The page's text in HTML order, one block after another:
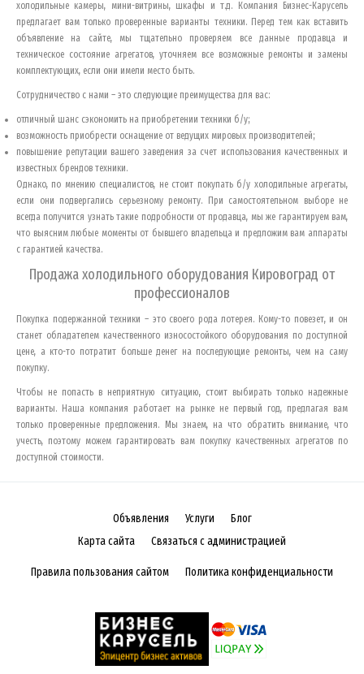
холодильные камеры, мини-витрины, шкафы и т.д. Компания Бизнес-Карусель
предлагает вам только проверенные варианты техники. Перед тем как вставить
объявление на сайте, мы тщательно проверяем все данные продавца и
техническое состояние агрегатов, уточняем все возможные ремонты и замены
комплектующих, если они имели место быть.
Сотрудничество с нами – это следующие преимущества для вас:
отличный шанс сэкономить на приобретении техники б/у;
возможность приобрести оснащение от ведущих мировых производителей;
повышение репутации вашего заведения за счет использования качественных и
известных брендов техники.
Однако, по мнению специалистов, не стоит покупать б/у холодильные агрегаты,
если они подвергались серьезному ремонту. При самостоятельном выборе не
всегда получится узнать такие подробности от продавца, мы же гарантируем вам,
что выясним любые моменты от бывшего владельца и предложим вам аппараты
с гарантией качества.
Продажа холодильного оборудования Кировоград от
профессионалов
Покупка подержанной техники – это своего рода лотерея. Кому-то повезет, и он
станет обладателем качественного износостойкого оборудования по доступной
цене, а кто-то потратит больше денег на последующие ремонты, чем на саму
покупку.
Чтобы не попасть в неприятную ситуацию, стоит выбирать только надежные
варианты. Наша компания работает на рынке не первый год, предлагая вам
только проверенные предложения. Мы знаем, на что обратить внимание, что
учесть, поэтому можем гарантировать вам покупку качественных агрегатов по
доступной стоимости.
Объявления Услуги
Блог
Карта сайта
Связаться с администрацией
Правила пользования сайтом Политика конфиденциальности